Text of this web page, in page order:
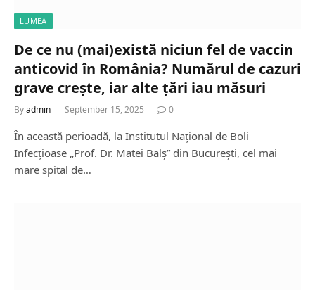
LUMEA
De ce nu (mai)există niciun fel de vaccin
anticovid în România? Numărul de cazuri
grave crește, iar alte țări iau măsuri
Byadmin September 15, 2025 0
În această perioadă, la Institutul Național de Boli
Infecțioase „Prof. Dr. Matei Balș” din București, cel mai
mare spital de…